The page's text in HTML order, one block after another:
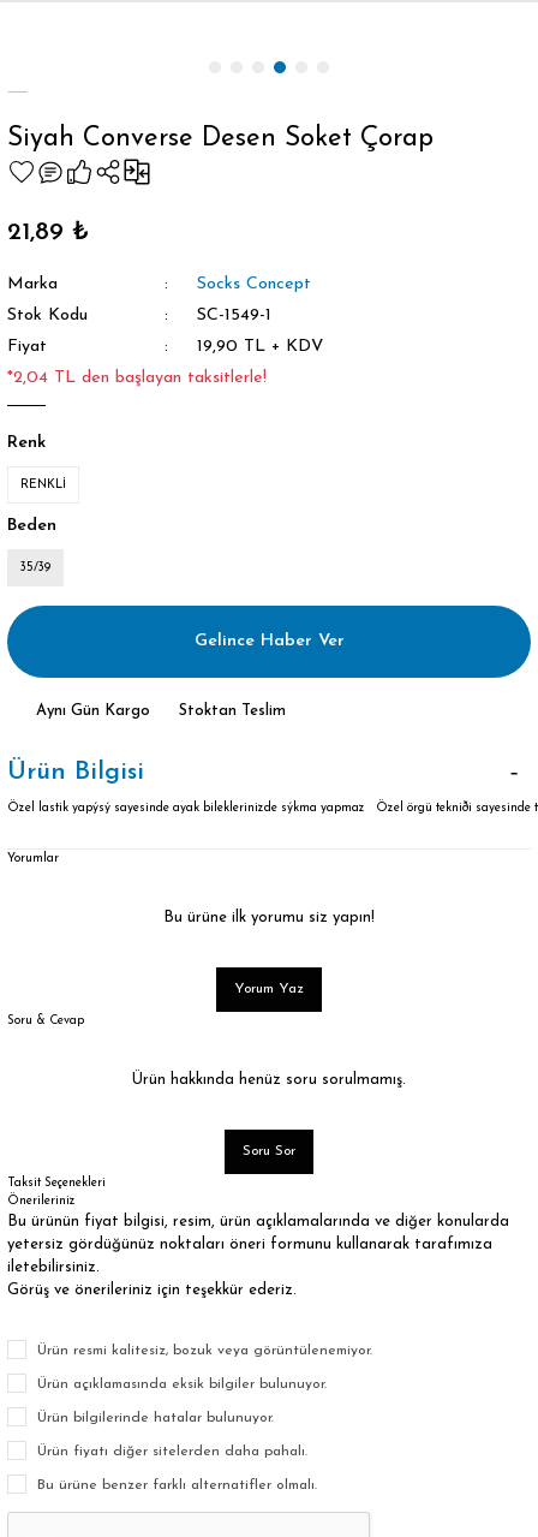
Siyah Converse Desen Soket Çorap
21,89 ₺
Marka
Socks Concept
Stok Kodu
SC-1549-1
Fiyat
19,90 TL + KDV
*2,04 TL den başlayan taksitlerle!
Renk
RENKLİ
Beden
35/39
Gelince Haber Ver
Aynı Gün Kargo Stoktan Teslim
Ürün Bilgisi
Özel lastik yapýsý sayesinde ayak bileklerinizde sýkma yapmaz Özel örgü tekniði
Yorumlar
Bu ürüne ilk yorumu siz yapın!
Yorum Yaz
Soru & Cevap
Ürün hakkında henüz soru sorulmamış.
Soru Sor
Taksit Seçenekleri
Önerileriniz
Bu ürünün fiyat bilgisi, resim, ürün açıklamalarında ve diğer konularda
yetersiz gördüğünüz noktaları öneri formunu kullanarak tarafımıza
iletebilirsiniz.
Görüş ve önerileriniz için teşekkür ederiz.
Ürün resmi kalitesiz, bozuk veya görüntülenemiyor.
Ürün açıklamasında eksik bilgiler bulunuyor.
Ürün bilgilerinde hatalar bulunuyor.
Ürün fiyatı diğer sitelerden daha pahalı.
Bu ürüne benzer farklı alternatifler olmalı.